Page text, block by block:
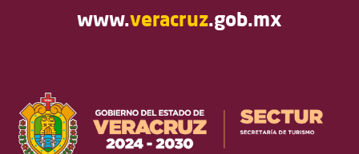
www.veracruz.gob.mx